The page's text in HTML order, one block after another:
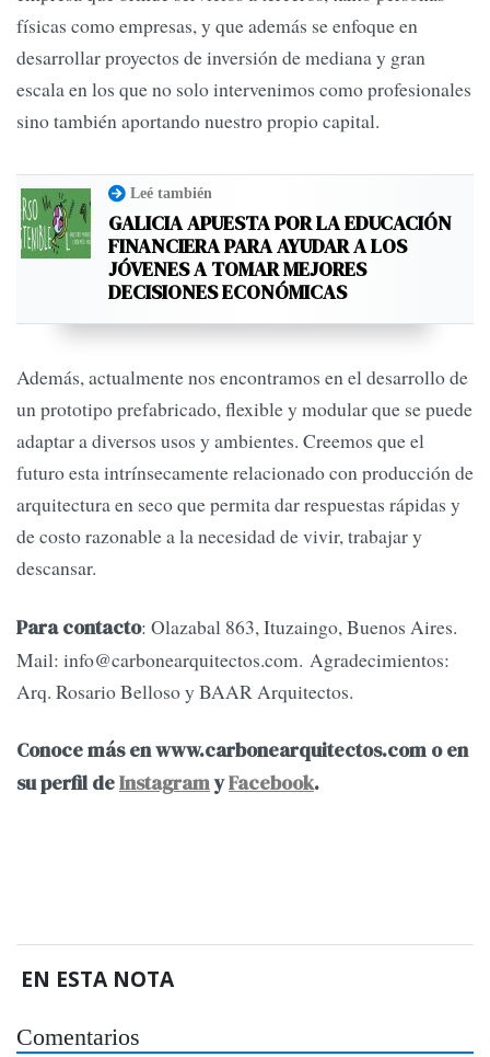
físicas como empresas, y que además se enfoque en
desarrollar proyectos de inversión de mediana y gran
escala en los que no solo intervenimos como profesionales
sino también aportando nuestro propio capital.
Leé también
GALICIA APUESTA POR LA EDUCACIÓN
FINANCIERA PARA AYUDAR A LOS
JÓVENES A TOMAR MEJORES
DECISIONES ECONÓMICAS
Además, actualmente nos encontramos en el desarrollo de
un prototipo prefabricado, flexible y modular que se puede
adaptar a diversos usos y ambientes. Creemos que el
futuro esta intrínsecamente relacionado con producción de
arquitectura en seco que permita dar respuestas rápidas y
de costo razonable a la necesidad de vivir, trabajar y
descansar.
Para contacto: Olazabal 863, Ituzaingo, Buenos Aires.
Mail: info@carbonearquitectos.com. Agradecimientos:
Arq. Rosario Belloso y BAAR Arquitectos.
Conoce más en www.carbonearquitectos.com o en
su perfil deInstagramyFacebook.
EN ESTA NOTA
Comentarios